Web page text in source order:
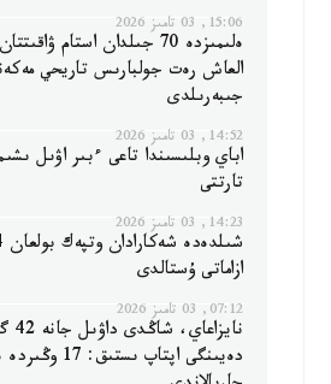
15:06, 03 تامىز 2026
ەلىمىزدە 70 جىلدان استام
العاش رەت جولبارىس تاريحي
جىبەرىلدى
14:52, 03 تامىز 2026
اباي وبلىسىندا تاعى ءبىر اۋىل
تارتتى
14:23, 03 تامىز 2026
ازاماتى ۇستالدى
07:12, 03 تامىز 2026
دەيىنگى اپتاپ